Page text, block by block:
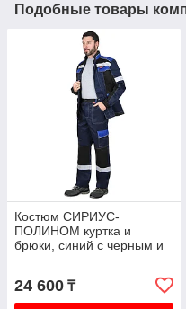
Подобные товары
Костюм СИРИУС-
ПОЛИНОМ куртка и
брюки, синий с черным и
24 600 ₸